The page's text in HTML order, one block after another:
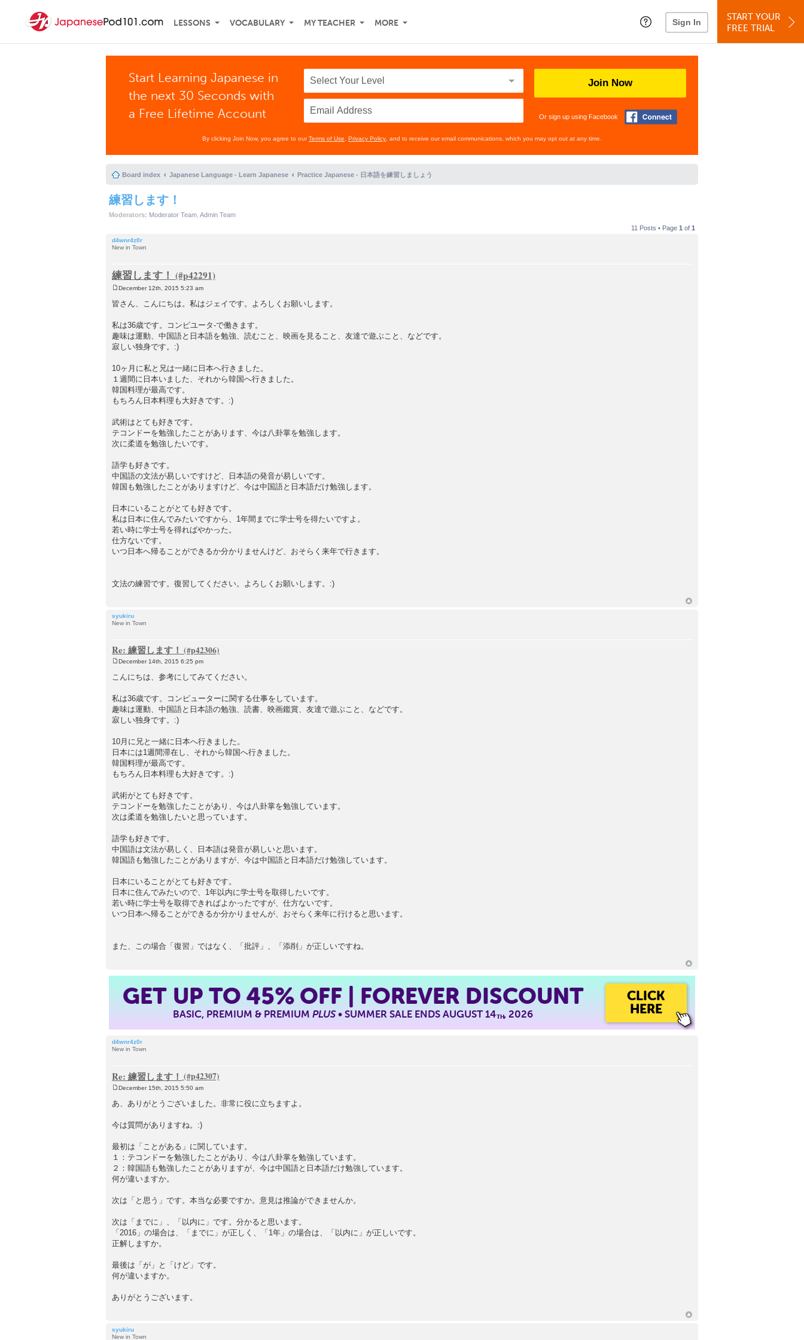
LESSONS VOCABULARY MY TEACHER MORE Sign In
START YOUR
FREE TRIAL
Start Learning Japanese in
the next 30 Seconds with
a Free Lifetime Account
Join Now
Or sign up using Facebook
By clicking Join Now, you agree to ourTerms of Use Privacy Policy , and to receive our email communications, which you may opt out at any time.
Board index Japanese Language - Learn Japanese Practice Japanese - 日本語を練習しましょう
練習します！
Moderators: Moderator Team Admin Team
11 Posts • Page 1 of 1
d4wnr4z0r
New in Town
練習します！
o
s
December 12th, 2015 5:23 am
皆さん、こんにちは。私はジェイです。よろしくお願いします。
私は36歳です。コンピユータ-で働きます。
趣味は運動、中国語と日本語を勉強、読むこと、映画を見ること、友達で遊ぶこと、などです。
寂しい独身です。:)
10ヶ月に私と兄は一緒に日本へ行きました。
１週間に日本いました、それから韓国へ行きました。
韓国料理が最高です。
もちろん日本料理も大好きです。:)
武術はとても好きです。
テコンドーを勉強したことがあります、今は八卦掌を勉強します。
次に柔道を勉強したいです。
語学も好きです。
中国語の文法が易しいですけど、日本語の発音が易しいです。
韓国も勉強したことがありますけど、今は中国語と日本語だけ勉強します。
日本にいることがとても好きです。
私は日本に住んでみたいですから、1年間までに学士号を得たいですよ。
若い時に学士号を得ればやかった。
仕方ないです。
いつ日本へ帰ることができるか分かりませんけど、おそらく来年で行きます。
文法の練習です。復習してください。よろしくお願いします。:)
syukiru
New in Town
Re: 練習します！
s
December 14th, 2015 6:25 pm
こんにちは、参考にしてみてください。
私は36歳です。コンピューターに関する仕事をしています。
趣味は運動、中国語と日本語の勉強、読書、映画鑑賞、友達で遊ぶこと、などです。
寂しい独身です。:)
10月に兄と一緒に日本へ行きました。
日本には1週間滞在し、それから韓国へ行きました。
韓国料理が最高です。
もちろん日本料理も大好きです。:)
武術がとても好きです。
テコンドーを勉強したことがあり、今は八卦掌を勉強しています。
次は柔道を勉強したいと思っています。
語学も好きです。
中国語は文法が易しく、日本語は発音が易しいと思います。
韓国語も勉強したことがありますが、今は中国語と日本語だけ勉強しています。
日本にいることがとても好きです。
日本に住んでみたいので、1年以内に学士号を取得したいです。
若い時に学士号を取得できればよかったですが、仕方ないです。
いつ日本へ帰ることができるか分かりませんが、おそらく来年に行けると思います。
また、この場合「復習」ではなく、「批評」、「添削」が正しいですね。
GET UP TO45%OFF | FOREVER DISCOUNT
BASIC, PREMIUM & PREMIUMPLUS• SUMMER SALE ENDS AUGUST 14TH, 2026
CLICK
HERE
d4wnr4z0r
New in Town
Re: 練習します！
s
December 15th, 2015 5:50 am
あ、ありがとうございました。非常に役に立ちますよ。
今は質問がありますね。:)
最初は「ことがある」に関しています。
１：テコンドーを勉強したことがあり、今は八卦掌を勉強しています。
２：韓国語も勉強したことがありますが、今は中国語と日本語だけ勉強しています。
何が違いますか。
次は「と思う」です。本当な必要ですか。意見は推論ができませんか。
次は「までに」、「以内に」です。分かると思います。
「2016」の場合は、「までに」が正しく、「1年」の場合は、「以内に」が正しいです。
正解しますか。
最後は「が」と「けど」です。
何が違いますか。
ありがとうございます。
syukiru
New in Town